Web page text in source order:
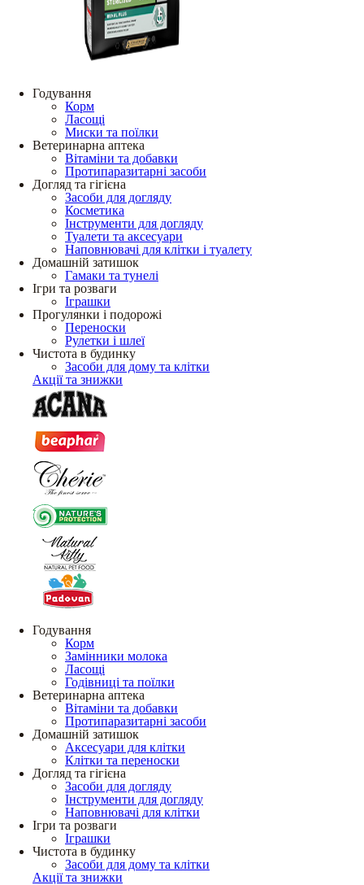
Годування
Корм
Ласощі
Миски та поїлки
Ветеринарна аптека
Вітаміни та добавки
Протипаразитарні засоби
Догляд та гігієна
Засоби для догляду
Косметика
Інструменти для догляду
Туалети та аксесуари
Наповнювачі для клітки і туалету
Домашній затишок
Гамаки та тунелі
Ігри та розваги
Іграшки
Прогулянки і подорожі
Переноски
Рулетки і шлеї
Чистота в будинку
Засоби для дому та клітки
Акції та знижки
Годування
Корм
Замінники молока
Ласощі
Годівниці та поїлки
Ветеринарна аптека
Вітаміни та добавки
Протипаразитарні засоби
Домашній затишок
Аксесуари для клітки
Клітки та переноски
Догляд та гігієна
Засоби для догляду
Інструменти для догляду
Наповнювачі для клітки
Ігри та розваги
Іграшки
Чистота в будинку
Засоби для дому та клітки
Акції та знижки